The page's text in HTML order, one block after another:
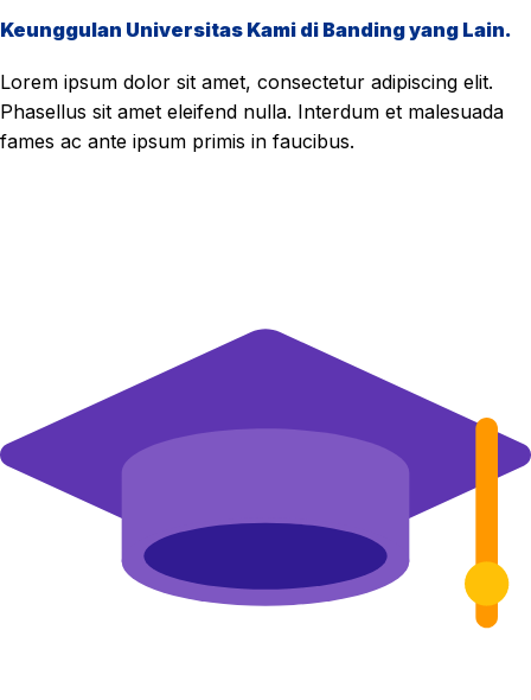
Keunggulan Universitas Kami di Banding yang Lain.
Lorem ipsum dolor sit amet, consectetur adipiscing elit.
Phasellus sit amet eleifend nulla. Interdum et malesuada
fames ac ante ipsum primis in faucibus.